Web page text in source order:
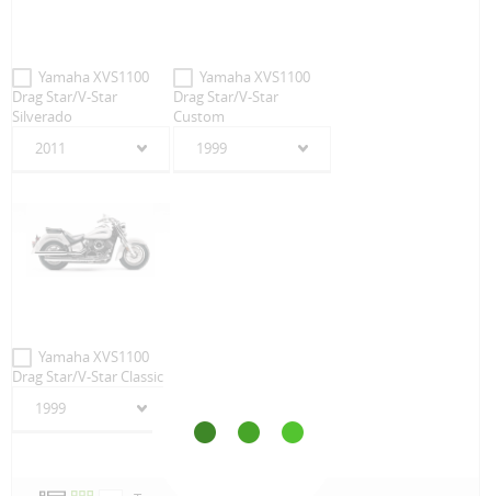
Yamaha XVS1100
Drag Star/V-Star
Silverado
2011
Yamaha XVS1100
Drag Star/V-Star
Custom
1999
Yamaha XVS1100
Drag Star/V-Star Classic
1999